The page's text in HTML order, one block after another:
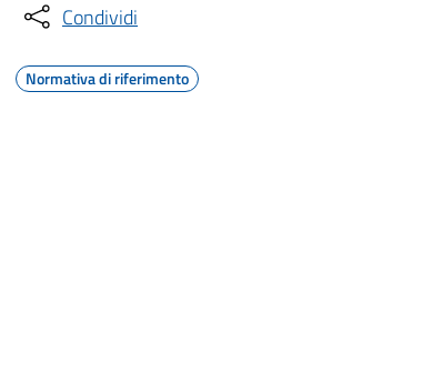
Condividi
Normativa di riferimento